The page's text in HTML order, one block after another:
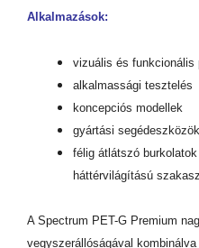
Alkalmazások:
vizuális és
alkalmassági tesztelés
koncepciós modellek
gyártási segédeszközök
félig átlátszó
háttérvilágítású
A Spectrum PET-G Premium
vegyszerállóságával